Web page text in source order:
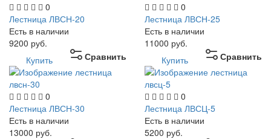
0
Лестница ЛВСН-20
Есть в наличии
9200 руб.
Сравнить
Купить
0
Лестница ЛВСН-25
Есть в наличии
11000 руб.
Сравнить
Купить
0
Лестница ЛВСН-30
Есть в наличии
13000 руб.
0
Лестница ЛВСЦ-5
Есть в наличии
5200 руб.